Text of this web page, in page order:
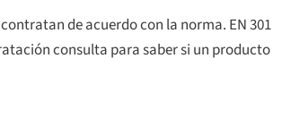
contratan de acuerdo con la norma. EN 301
consulta para saber si un producto